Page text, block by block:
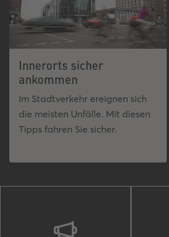
Innerorts sicher
ankommen
Im Stadtverkehr ereignen sich
die meisten Unfälle. Mit diesen
Tipps fahren Sie sicher.